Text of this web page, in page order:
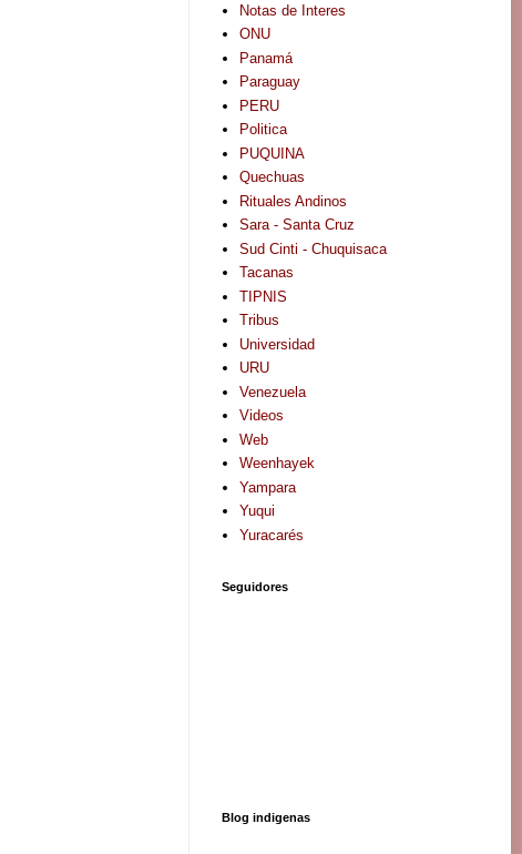
Notas de Interes
ONU
Panamá
Paraguay
PERU
Politica
PUQUINA
Quechuas
Rituales Andinos
Sara - Santa Cruz
Sud Cinti - Chuquisaca
Tacanas
TIPNIS
Tribus
Universidad
URU
Venezuela
Videos
Web
Weenhayek
Yampara
Yuqui
Yuracarés
Seguidores
Blog indigenas